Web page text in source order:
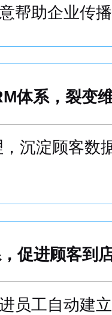
帮助企业传播
体系，裂变
沉淀顾客数
促进顾客到
员工自动建